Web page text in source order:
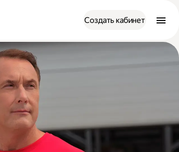
Создать кабинет